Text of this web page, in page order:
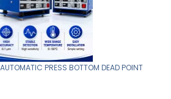
PRESS BOTTOM DEAD POINT